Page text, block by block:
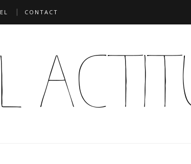
CONTACT